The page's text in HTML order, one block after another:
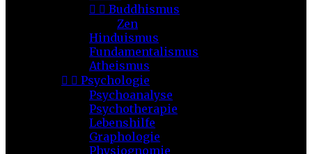
  Buddhismus
Zen
Hinduismus
Fundamentalismus
Atheismus
  Psychologie
Psychoanalyse
Psychotherapie
Lebenshilfe
Graphologie
Physiognomie